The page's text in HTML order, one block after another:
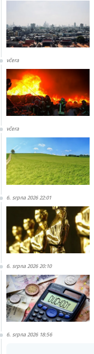
včera
včera
6. srpna 2026 22:01
6. srpna 2026 20:10
6. srpna 2026 18:56